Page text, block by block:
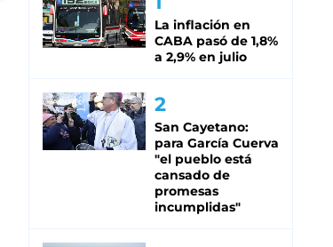
La inflación en
CABA pasó de 1,8%
a 2,9% en julio
San Cayetano:
para García Cuerva
"el pueblo está
cansado de
promesas
incumplidas"